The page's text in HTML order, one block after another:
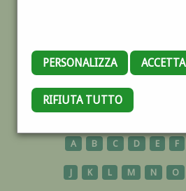
PERSONALIZZA ACCETTA
RIFIUTA TUTTO
VIGGIU
A B C D E F
J K L M N O